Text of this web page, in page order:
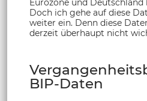
Doch ich gehe auf diese
weiter ein. Denn diese
derzeit überhaupt nicht
BIP-Daten